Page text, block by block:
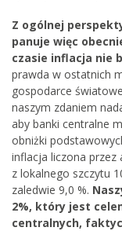
Z ogólnej
panuje więc
czasie inflacja nie
prawda w ostatnich
gospodarce
naszym zdaniem
aby banki centralne
obniżki
inflacja liczona przez
z lokalnego szczytu
zaledwie 9,0 %.
2%, który jest
centralnych,